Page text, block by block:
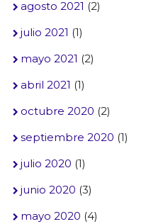
agosto 2021 (2)
julio 2021 (1)
mayo 2021 (2)
abril 2021 (1)
octubre 2020 (2)
septiembre 2020 (1)
julio 2020 (1)
junio 2020 (3)
mayo 2020 (4)